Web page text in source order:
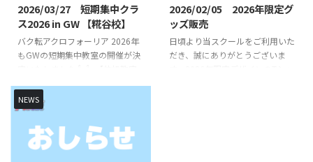
は、全日本大会出場経験のある先
生が直接指導いたします👨‍🏫 短
期集中クラス概要 日時・日程 日
程１（キッズ体操） ①8月12日
川崎校 （定期レッスン）
SHOWBUZZ川崎校のレッスンス
ケジュールや開講クラスはこちら
からご確認ください。 ...
2026/03/27 短期集中クラ
ス2026 in GW 【糀谷校】
バク転アクロフォーリア 2026年
もGWの短期集中教室の開催が決
短期集中クラス】【アクロバット
短期集中クラス】を開講いたしま
す！バク転を出来るようになりた
いお子様やできるようになりたい
技など基礎基本から競技レベルの
2026/02/05 2026年限定グ
ッズ販売
日頃より当スクールをご利用いた
だき、誠にありがとうございま
NEWS